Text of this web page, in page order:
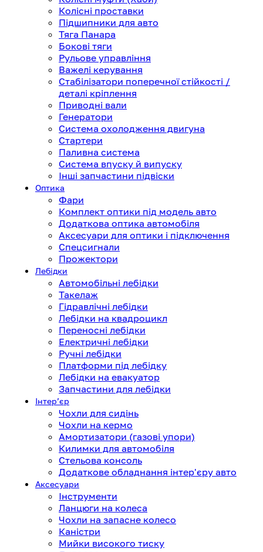
Колісні проставки
Підшипники для авто
Тяга Панара
Бокові тяги
Рульове управління
Важелі керування
Стабілізатори поперечної стійкості /
деталі кріплення
Приводні вали
Генератори
Система охолодження двигуна
Стартери
Паливна система
Система впуску й випуску
Інші запчастини підвіски
Оптика
Фари
Комплект оптики під модель авто
Додаткова оптика автомобіля
Аксесуари для оптики і підключення
Спецсигнали
Прожектори
Лебідки
Автомобільні лебідки
Такелаж
Гідравлічні лебідки
Лебідки на квадроцикл
Переносні лебідки
Електричні лебідки
Ручні лебідки
Платформи під лебідку
Лебідки на евакуатор
Запчастини для лебідки
Інтерʼєр
Чохли для сидінь
Чохли на кермо
Амортизатори (газові упори)
Килимки для автомобіля
Стельова консоль
Додаткове обладнання інтер'єру авто
Аксесуари
Інструменти
Ланцюги на колеса
Чохли на запасне колесо
Каністри
Мийки високого тиску